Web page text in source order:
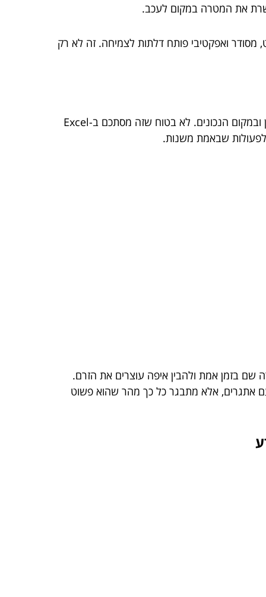
את המטרה במקום לעכב.
מסודר ואפקטיבי פותח דלתות לצמיחה. זה לא רק
בעידן הדיגיטלי, המידע שולט על העולם. מערכות מידע הן הכלים שמאפשרים לאסוף, לעבד ולהפיץ מידע, בדיוק בזמן ובמקום הנכונים. לא בטוח שזה מסתכם ב-Excel
שבאמת משנות.
שם בזמן אמת ולהבין איפה עוצרים את הזרם.
אתגרים, אלא מתבגר כל כך מהר שהוא פשוט